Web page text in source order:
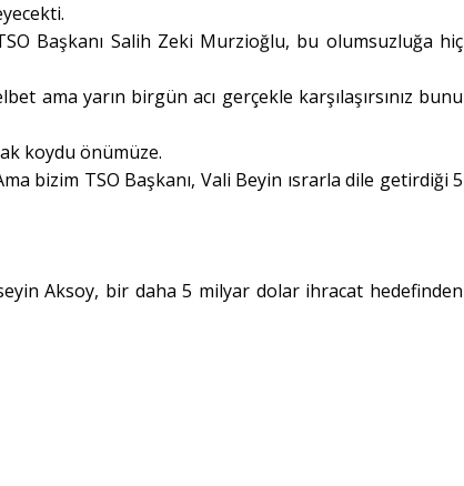
Başkanı Salih Zeki Murzioğlu, bu olumsuzluğa hiç
ama yarın birgün acı gerçekle karşılaşırsınız bunu
koydu önümüze.
bizim TSO Başkanı, Vali Beyin ısrarla dile getirdiği 5
Aksoy, bir daha 5 milyar dolar ihracat hedefinden